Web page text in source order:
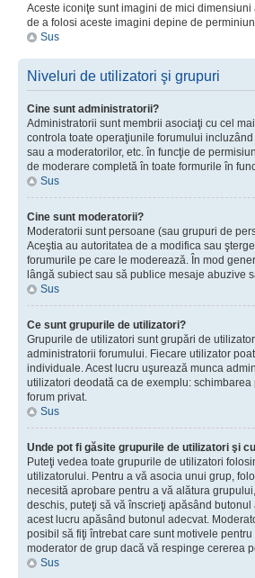
Aceste iconiţe sunt imagini de mici
de a folosi aceste imagini depine de
Sus
Niveluri de utilizatori şi grupuri
Cine sunt administratorii?
Administratorii sunt membrii asociaţi cu cel
controla toate operaţiunile forumului
sau a moderatorilor, etc. în funcţie de
de moderare completă în toate formurile în
Sus
Cine sunt moderatorii?
Moderatorii sunt persoane (sau grupuri de
Aceştia au autoritatea de a modifica sau
forumurile pe care le moderează. În mod
lângă subiect sau să publice mesaje abuzive
Sus
Ce sunt grupurile de utilizatori?
Grupurile de utilizatori sunt grupări de
administratorii forumului. Fiecare utilizator
individuale. Acest lucru uşurează munca
utilizatori deodată ca de exemplu:
forum privat.
Sus
Unde pot fi găsite grupurile de utilizatori şi
Puteţi vedea toate grupurile de utilizatori
utilizatorului. Pentru a vă asocia unui grup,
necesită aprobare pentru a vă alătura
deschis, puteţi să vă înscrieţi apăsând
acest lucru apăsând butonul adecvat.
posibil să fiţi întrebat care sunt motivele
moderator de grup dacă vă respinge cererea
Sus